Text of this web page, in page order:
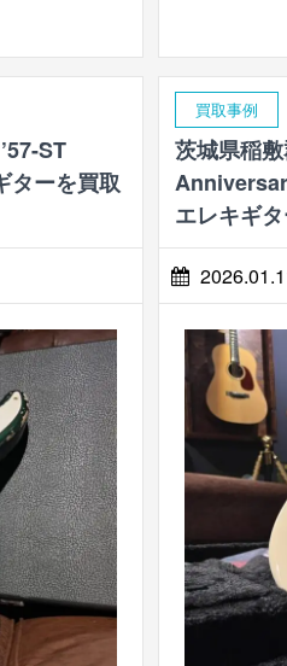
ST
ターを買取
買取事例
茨城県稲
エレキギ